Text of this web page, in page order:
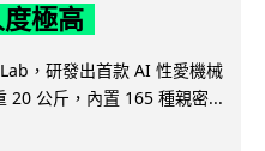
極高
，研發出首款 AI 性愛機械
20 公斤，內置 165 種親密...